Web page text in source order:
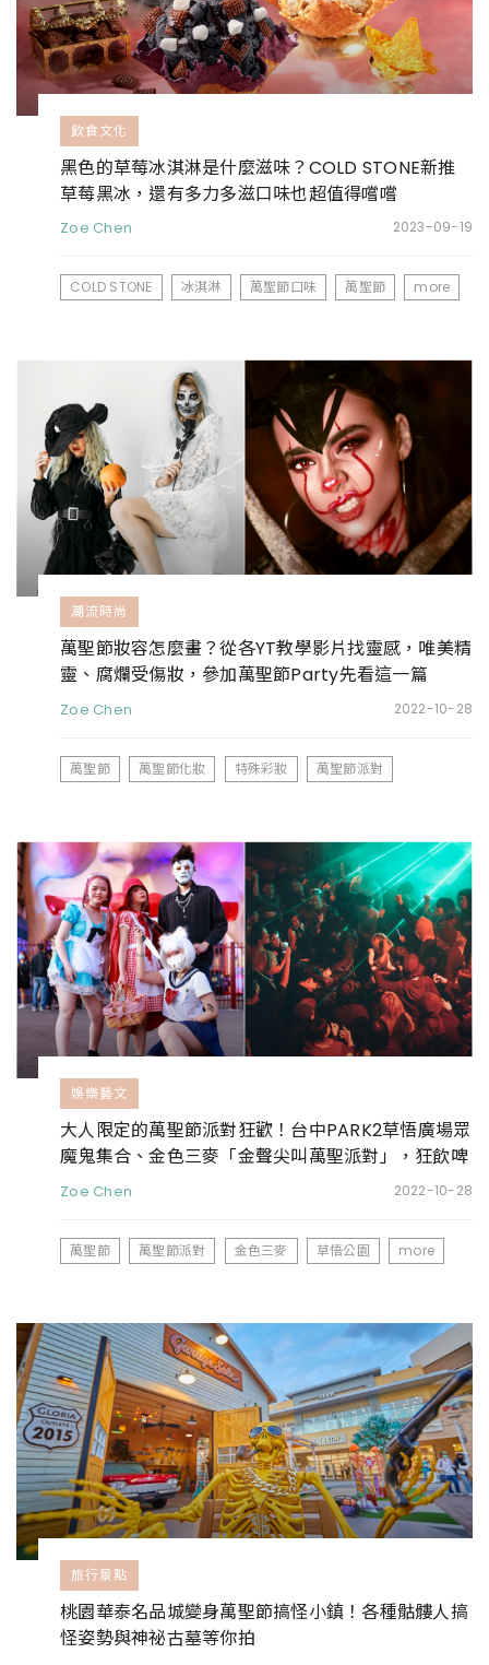
飲食文化
黑色的草莓冰淇淋是什麼滋味？COLD STONE新推
草莓黑冰，還有多力多滋口味也超值得嚐嚐
Zoe Chen 2023-09-19
COLD STONE 冰淇淋 萬聖節口味 萬聖節 more
潮流時尚
萬聖節妝容怎麼畫？從各YT教學影片找靈感，唯美精
靈、腐爛受傷妝，參加萬聖節Party先看這一篇
Zoe Chen 2022-10-28
萬聖節 萬聖節化妝 特殊彩妝 萬聖節派對
娛樂藝文
大人限定的萬聖節派對狂歡！台中PARK2草悟廣場眾
魔鬼集合、金色三麥「金聲尖叫萬聖派對」，狂飲啤
酒還有DJ打碟玩到翻
Zoe Chen 2022-10-28
萬聖節 萬聖節派對 金色三麥 草悟公園 more
旅行景點
桃園華泰名品城變身萬聖節搞怪小鎮！各種骷髏人搞
怪姿勢與神祕古墓等你拍